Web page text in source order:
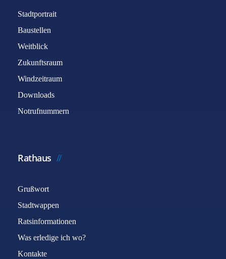
Stadtportrait
Baustellen
Weitblick
Zukunftsraum
Windzeitraum
Downloads
Notrufnummern
Rathaus
Grußwort
Stadtwappen
Ratsinformationen
Was erledige ich wo?
Kontakte